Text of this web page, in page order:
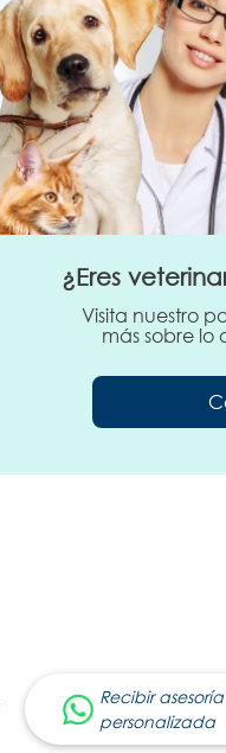
¿Eres
Visita nuestro
más sobre lo
Recibir asesoría
personalizada